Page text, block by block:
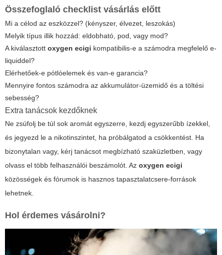
Összefoglaló checklist vásárlás előtt
Mi a célod az eszközzel? (kényszer, élvezet, leszokás)
Melyik típus illik hozzád: eldobható, pod, vagy mod?
A kiválasztott oxygen ecigi kompatibilis-e a számodra megfelelő e-
liquiddel?
Elérhetőek-e pótlóelemek és van-e garancia?
Mennyire fontos számodra az akkumulátor-üzemidő és a töltési
sebesség?
Extra tanácsok kezdőknek
Ne zsúfolj be túl sok aromát egyszerre, kezdj egyszerűbb ízekkel,
és jegyezd le a nikotinszintet, ha próbálgatod a csökkentést. Ha
bizonytalan vagy, kérj tanácsot megbízható szaküzletben, vagy
olvass el több felhasználói beszámolót. Az oxygen ecigi
közösségek és fórumok is hasznos tapasztalatcsere-források
lehetnek.
Hol érdemes vásárolni?